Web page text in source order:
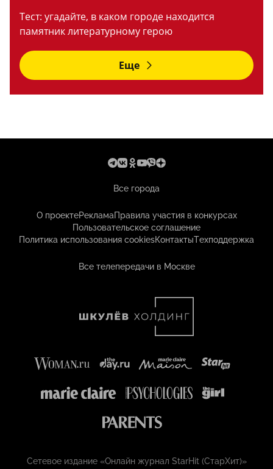
Тест: угадайте, в каком городе находится
памятник литературному герою
Еще
Все города
О проектеРекламаПравила участия в конкурсах
Пользовательское соглашение
Политика использования cookiesКонтактыТехподдержка
Все телепередачи в Москве
Сетевое издание «Онлайн журнал StarHit (СтарХит)»